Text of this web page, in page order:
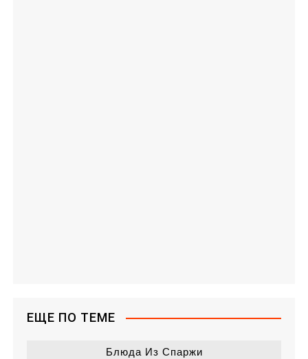
ЕЩЕ ПО ТЕМЕ
Блюда Из Спаржи